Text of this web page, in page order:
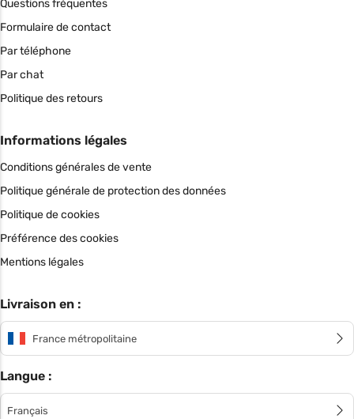
Questions fréquentes
Formulaire de contact
Par téléphone
Par chat
Politique des retours
Informations légales
Conditions générales de vente
Politique générale de protection des données
Politique de cookies
Préférence des cookies
Mentions légales
Livraison en :
France métropolitaine
Langue :
Français